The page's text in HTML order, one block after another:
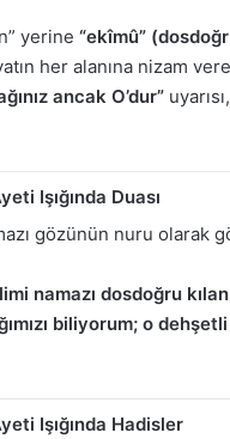
yerine “ekîmû”
her alanına nizam
ancak O’dur”
Işığında Duası
gözünün nuru olarak
namazı dosdoğru
biliyorum; o
Işığında Hadisler